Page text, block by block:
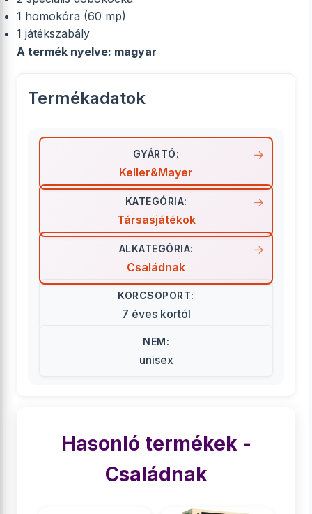
1 homokóra (60 mp)
1 játékszabály
A termék nyelve: magyar
Termékadatok
GYÁRTÓ:
Keller&Mayer
KATEGÓRIA:
Társasjátékok
ALKATEGÓRIA:
Családnak
KORCSOPORT:
7 éves kortól
NEM:
unisex
Hasonló termékek -
Családnak